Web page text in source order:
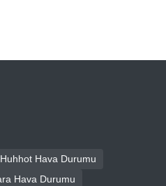
Hava Durumu
Hava Durumu